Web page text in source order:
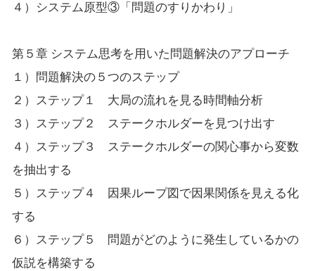
４）システム原型③「問題のすりかわり」
第５章 システム思考を用いた問題解決のアプローチ
１）問題解決の５つのステップ
２）ステップ１ 大局の流れを見る時間軸分析
３）ステップ２ ステークホルダーを見つけ出す
４）ステップ３ ステークホルダーの関心事から変数
を抽出する
５）ステップ４ 因果ループ図で因果関係を見える化
する
６）ステップ５ 問題がどのように発生しているかの
仮説を構築する